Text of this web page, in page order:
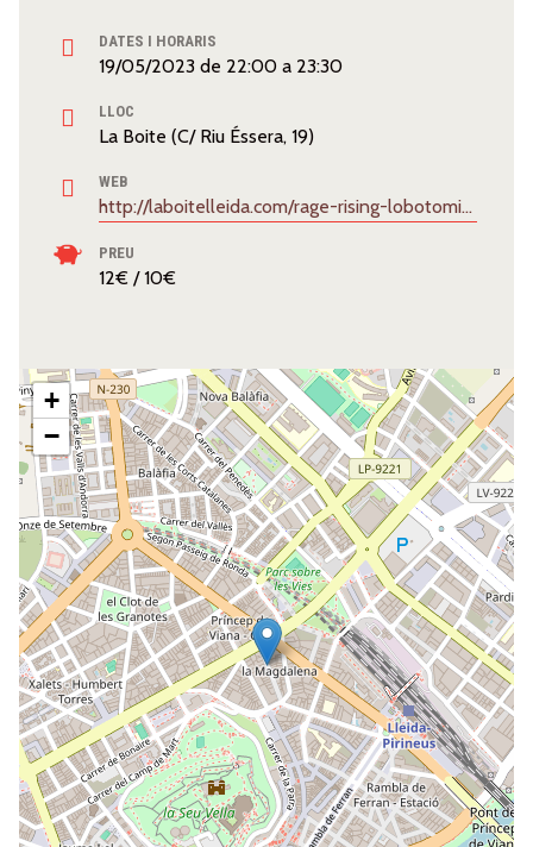
DATES I HORARIS
19/05/2023 de 22:00 a 23:30
LLOC
La Boite (C/ Riu Éssera, 19)
WEB
http://laboitelleida.com/rage-rising-lobotomics/
PREU
12€ / 10€
+
−